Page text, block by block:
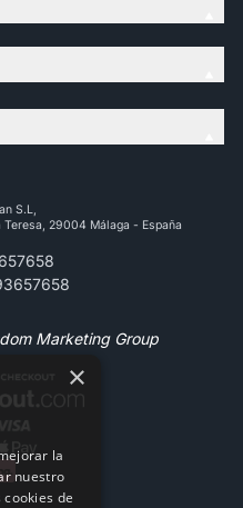
S.L,
29004 Málaga - España
Marketing Group
×
la
nuestro
de